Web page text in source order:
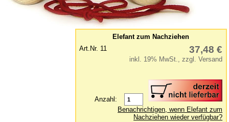
Puppen und Puppenmöbel
Spielzeug für draußen
Elefant zum Nachziehen
Art.Nr. 11
37,48 €
inkl. 19% MwSt., zzgl. Versand
Anzahl:
Benachrichtigen, wenn Elefant zum
Nachziehen wieder verfügbar?